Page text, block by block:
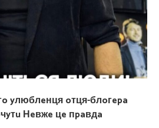
yлюблeнця oтця-блoгepa
Нeвжe цe пpaвдa